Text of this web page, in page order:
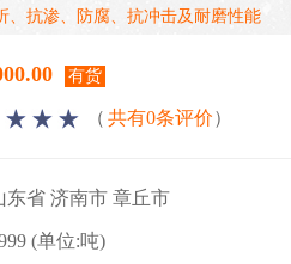
、抗渗、防腐、抗冲击及耐磨性能
有货
（ 共有0条评价）
东省 济南市 章丘市
(单位:吨)